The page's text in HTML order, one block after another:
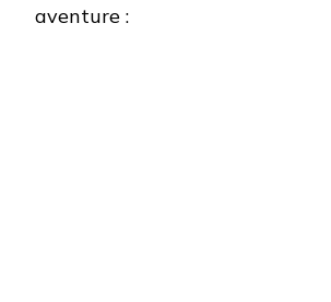
aventure :